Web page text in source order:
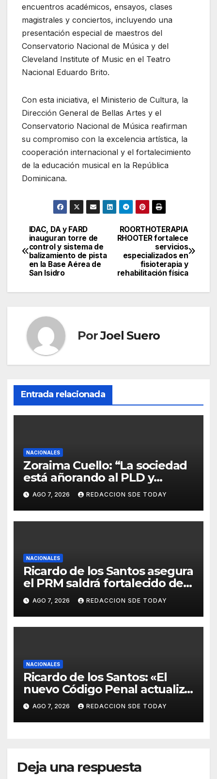
encuentros académicos, ensayos, clases
magistrales y conciertos, incluyendo una
presentación especial de maestros del
Conservatorio Nacional de Música y del
Cleveland Institute of Music en el Teatro
Nacional Eduardo Brito.
Con esta iniciativa, el Ministerio de Cultura, la
Dirección General de Bellas Artes y el
Conservatorio Nacional de Música reafirman
su compromiso con la excelencia artística, la
cooperación internacional y el fortalecimiento
de la educación musical en la República
Dominicana.
Navegación
de
entradas
ROORTHOTERAPIA
RHOOTER fortalece
servicios
especializados en
fisioterapia y
rehabilitación física
IDAC, DA y FARD
inauguran torre de
control y sistema de
balizamiento de pista
en la Base Aérea de
San Isidro
PorJoel Suero
Entrada relacionada
NACIONALES
Zoraima Cuello: “La sociedad
está añorando al PLD y
nuestro deber es comunicar
con la verdad y las
evidencias”
AGO 7, 2026 REDACCION SDE TODAY
NACIONALES
Ricardo de los Santos asegura
el PRM saldrá fortalecido del
proceso interno para escoger
nuevas autoridades
AGO 7, 2026 REDACCION SDE TODAY
NACIONALES
Ricardo de los Santos: «El
nuevo Código Penal actualiza
la legislación y responde a
nuevas realidades delictivas»
AGO 7, 2026 REDACCION SDE TODAY
Deja una respuesta